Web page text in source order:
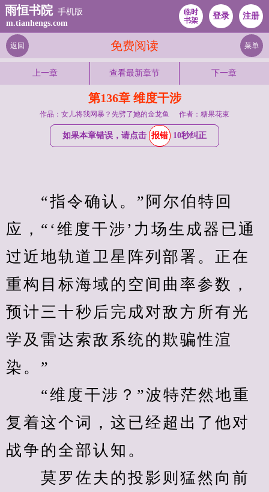
雨恒书院 手机版
m.tianhengs.com
临时
书架
登录 注册
免费阅读
返回 菜单
上一章 查看最新章节 下一章
第136章 维度干涉
作品：女儿将我网暴？先劈了她的金龙鱼 作者：糖果花束
如果本章错误，请点击 报错 10秒纠正
“指令确认。”阿尔伯特回
应，“‘维度干涉’力场生成器已通
过近地轨道卫星阵列部署。正在
重构目标海域的空间曲率参数，
预计三十秒后完成对敌方所有光
学及雷达索敌系统的欺骗性渲
染。”
“维度干涉？”波特茫然地重
复着这个词，这已经超出了他对
战争的全部认知。
莫罗佐夫的投影则猛然向前